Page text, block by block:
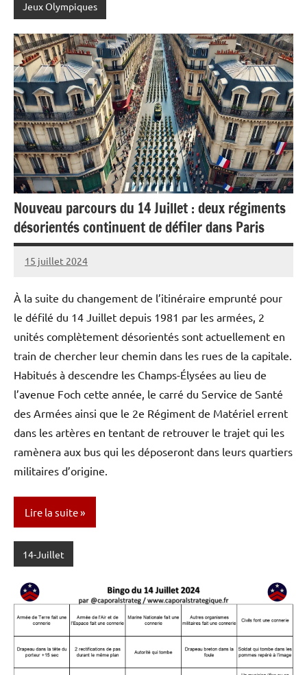
Jeux Olympiques
Nouveau parcours du 14 Juillet : deux régiments
désorientés continuent de défiler dans Paris
15 juillet 2024
Caporal
5
À la suite du changement de l’itinéraire emprunté pour
le défilé du 14 Juillet depuis 1981 par les armées, 2
unités complètement désorientés sont actuellement en
train de chercher leur chemin dans les rues de la capitale.
Habitués à descendre les Champs-Élysées au lieu de
l’avenue Foch cette année, le carré du Service de Santé
des Armées ainsi que le 2e Régiment de Matériel errent
dans les artères en tentant de retrouver le trajet qui les
ramènera aux bus qui les déposeront dans leurs quartiers
militaires d’origine.
Lire la suite
14-Juillet